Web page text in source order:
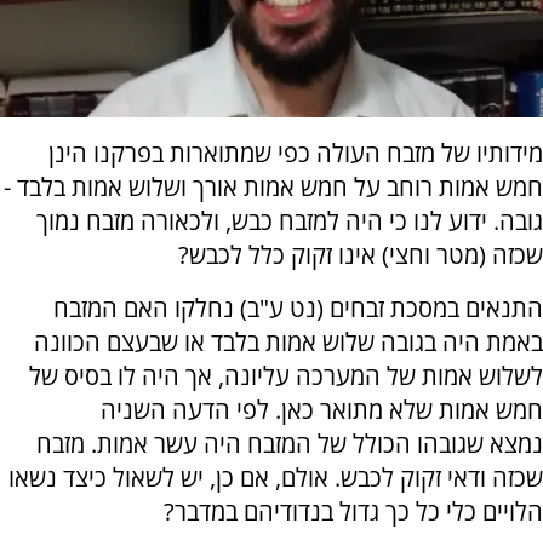
מידותיו של מזבח העולה כפי שמתוארות בפרקנו הינן
חמש אמות רוחב על חמש אמות אורך ושלוש אמות בלבד -
גובה. ידוע לנו כי היה למזבח כבש, ולכאורה מזבח נמוך
שכזה (מטר וחצי) אינו זקוק כלל לכבש?
התנאים במסכת זבחים (נט ע"ב) נחלקו האם המזבח
באמת היה בגובה שלוש אמות בלבד או שבעצם הכוונה
לשלוש אמות של המערכה עליונה, אך היה לו בסיס של
חמש אמות שלא מתואר כאן. לפי הדעה השניה
נמצא שגובהו הכולל של המזבח היה עשר אמות. מזבח
שכזה ודאי זקוק לכבש. אולם, אם כן, יש לשאול כיצד נשאו
הלויים כלי כל כך גדול בנדודיהם במדבר?